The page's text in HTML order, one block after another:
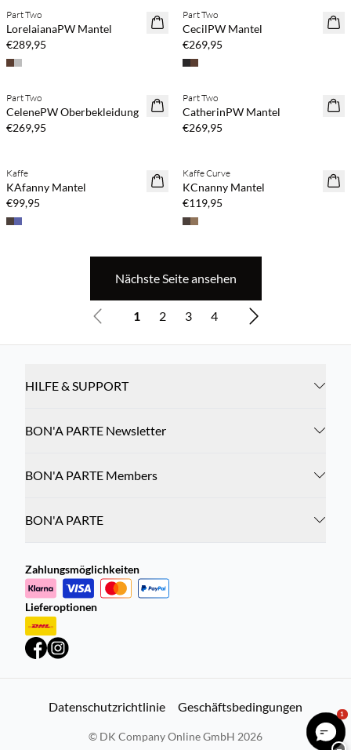
NEUHEITEN
Part Two
LorelaianaPW Mantel
€289,95
NEUHEITEN
Part Two
CecilPW Mantel
€269,95
NEUHEITEN
Kaufe mind. 2 & spare 20 %
Part Two
CelenePW Oberbekleidung
€269,95
NEUHEITEN
Kaufe mind. 2 & spare 20 %
Part Two
CatherinPW Mantel
€269,95
NEUHEITEN
Kaffe
KAfanny Mantel
€99,95
NEUHEITEN
Kaffe Curve
KCnanny Mantel
€119,95
Nächste Seite ansehen
1 2 3 4
HILFE & SUPPORT
BON'A PARTE Newsletter
BON'A PARTE Members
BON'A PARTE
Zahlungsmöglichkeiten
Lieferoptionen
Datenschutzrichtlinie Geschäftsbedingungen
© DK Company Online GmbH 2026
1